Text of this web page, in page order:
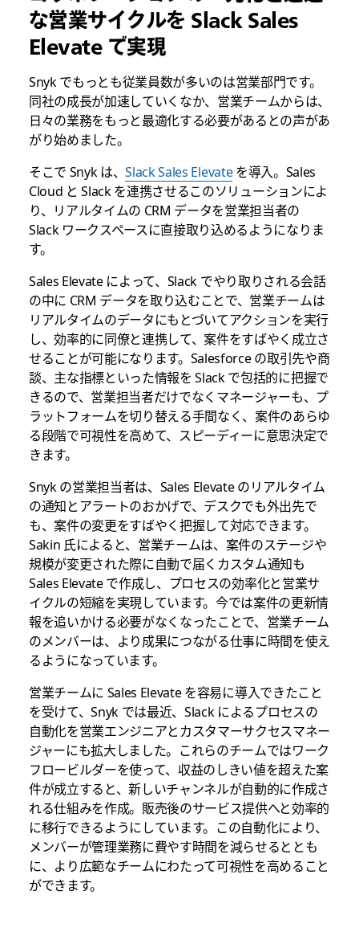
な営業サイクルを Slack Sales
Elevate で実現
Snyk でもっとも従業員数が多いのは営業部門です。
同社の成長が加速していくなか、営業チームからは、
日々の業務をもっと最適化する必要があるとの声があ
がり始めました。
そこで Snyk は、Slack Sales Elevateを導入。Sales
Cloud と Slack を連携させるこのソリューションによ
り、リアルタイムの CRM データを営業担当者の
Slack ワークスペースに直接取り込めるようになりま
す。
Sales Elevate によって、Slack でやり取りされる会話
の中に CRM データを取り込むことで、営業チームは
リアルタイムのデータにもとづいてアクションを実行
し、効率的に同僚と連携して、案件をすばやく成立さ
せることが可能になります。Salesforce の取引先や商
談、主な指標といった情報を Slack で包括的に把握で
きるので、営業担当者だけでなくマネージャーも、プ
ラットフォームを切り替える手間なく、案件のあらゆ
る段階で可視性を高めて、スピーディーに意思決定で
きます。
Snyk の営業担当者は、Sales Elevate のリアルタイム
の通知とアラートのおかげで、デスクでも外出先で
も、案件の変更をすばやく把握して対応できます。
Sakin 氏によると、営業チームは、案件のステージや
規模が変更された際に自動で届くカスタム通知も
Sales Elevate で作成し、プロセスの効率化と営業サ
イクルの短縮を実現しています。今では案件の更新情
報を追いかける必要がなくなったことで、営業チーム
のメンバーは、より成果につながる仕事に時間を使え
るようになっています。
営業チームに Sales Elevate を容易に導入できたこと
を受けて、Snyk では最近、Slack によるプロセスの
自動化を営業エンジニアとカスタマーサクセスマネー
ジャーにも拡大しました。これらのチームではワーク
フロービルダーを使って、収益のしきい値を超えた案
件が成立すると、新しいチャンネルが自動的に作成さ
れる仕組みを作成。販売後のサービス提供へと効率的
に移行できるようにしています。この自動化により、
メンバーが管理業務に費やす時間を減らせるととも
に、より広範なチームにわたって可視性を高めること
ができます。